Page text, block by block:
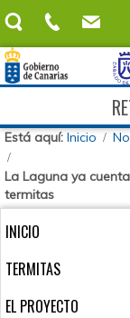
Está aquí: Inicio
La Laguna ya
termitas
INICIO
TERMITAS
EL PROYECTO